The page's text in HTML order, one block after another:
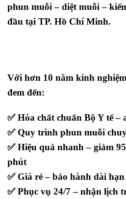
phun muỗi – diệt muỗi –
đầu tại TP. Hồ Chí Minh.
Với hơn 10 năm kinh
đem đến:
✅ Hóa chất chuẩn Bộ Y tế –
✅ Quy trình phun muỗi
✅ Hiệu quả nhanh – giảm
phút
✅ Giá rẻ – bảo hành dài hạn
✅ Phục vụ 24/7 – nhận lịch